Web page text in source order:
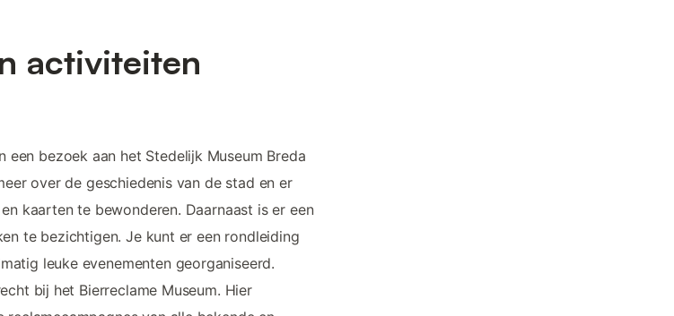
activiteiten
een bezoek aan het Stedelijk Museum Breda
over de geschiedenis van de stad en er
kaarten te bewonderen. Daarnaast is er een
te bezichtigen. Je kunt er een rondleiding
leuke evenementen georganiseerd.
bij het Bierreclame Museum. Hier